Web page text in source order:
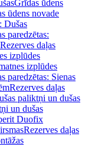
Grīdas ūdens
ūdens novade
Dušas
paredzētas:
Rezerves daļas
izplūdes
izplūdes
paredzētas: Sienas
Rezerves daļas
paliktņi un dušas
un dušas
Duofix
Rezerves daļas